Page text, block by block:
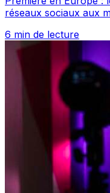
réseaux sociaux aux
6 min de lecture